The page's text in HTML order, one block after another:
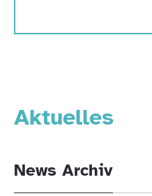
Aktuelles
News Archiv